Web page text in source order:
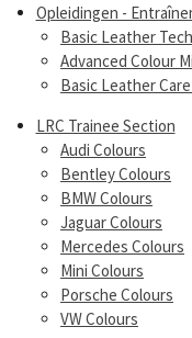
Opleidingen -
Basic Leather
Advanced Colour
Basic Leather
LRC Trainee Section
Audi Colours
Bentley Colours
BMW Colours
Jaguar Colours
Mercedes Colours
Mini Colours
Porsche Colours
VW Colours